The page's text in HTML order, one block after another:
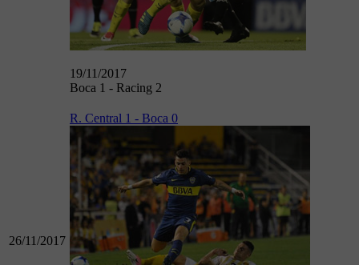
19/11/2017
Boca 1 - Racing 2
26/11/2017
R. Central 1 - Boca 0